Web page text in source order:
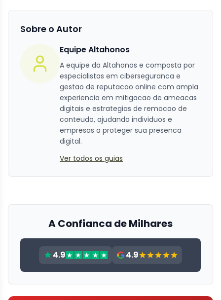
Sobre o Autor
Equipe Altahonos
A equipe da Altahonos e composta por
especialistas em ciberseguranca e
gestao de reputacao online com ampla
experiencia em mitigacao de ameacas
digitais e estrategias de remocao de
conteudo, ajudando individuos e
empresas a proteger sua presenca
digital.
Ver todos os guias
A Confianca de Milhares
4.9 4.9